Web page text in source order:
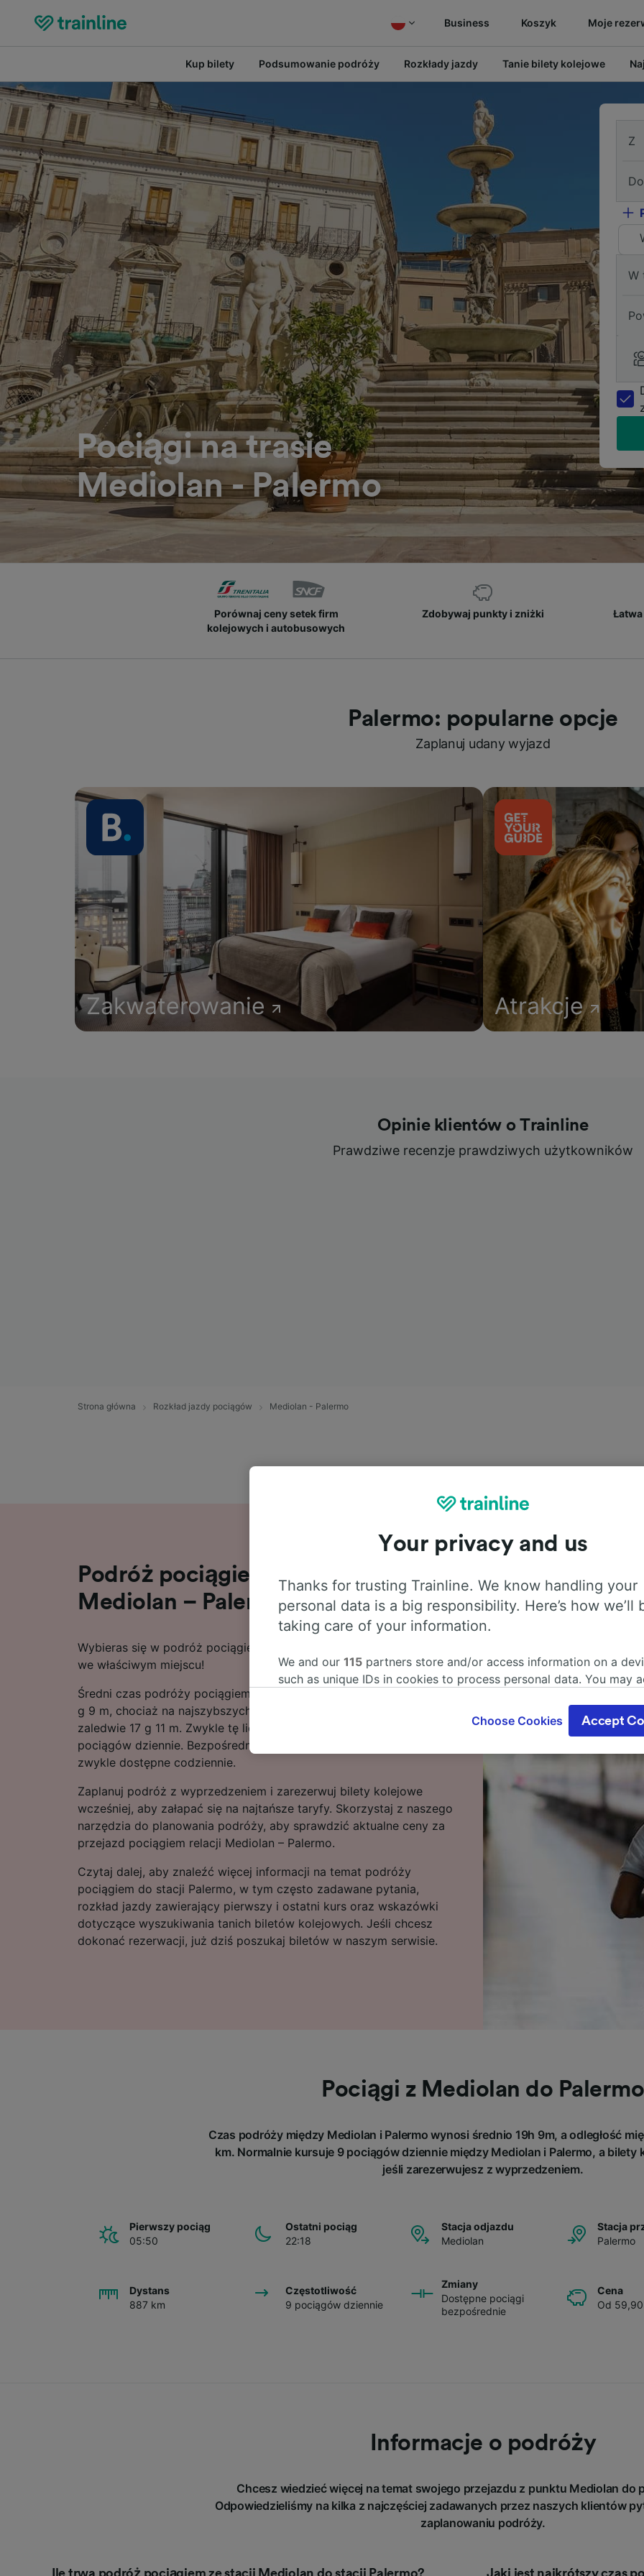
Business Koszyk Moje
Kup bilety Podsumowanie podróży Rozkłady jazdy Tanie bilety kolejowe
Pociągi na trasie
Mediolan - Palermo
Z
Do
W
Porównaj ceny setek firm
kolejowych i autobusowych
Zdobywaj punkty i zniżki
Palermo: popularne opcje
Zaplanuj udany wyjazd
Zakwaterowanie Atrakcje
Opinie klientów o Trainline
Prawdziwe recenzje prawdziwych użytkowników
Strona główna Rozkład jazdy pociągów Mediolan - Palermo
Podróż pociągiem na trasie
Mediolan – Palermo w 17 g 11 m
Wybieras się w podróż pociągiem relacji Mediolan – Palermo? Jesteś
we właściwym miejscu!
Średni czas podróży pociągiem relacji Mediolan – Palermo wynosi 19
g 9 m, chociaż na najszybszych trasach przejazd może trwać
zaledwie 17 g 11 m. Zwykle tę licząca 887 km tras obsługuje 9
pociągów dziennie. Bezpośrednie pociągi do stacji Palermo są
zwykle dostępne codziennie.
Zaplanuj podróż z wyprzedzeniem i zarezerwuj bilety kolejowe
wcześniej, aby załapać się na najtańsze taryfy. Skorzystaj z naszego
narzędzia do planowania podróży, aby sprawdzić aktualne ceny za
przejazd pociągiem relacji Mediolan – Palermo.
Czytaj dalej, aby znaleźć więcej informacji na temat podróży
pociągiem do stacji Palermo, w tym często zadawane pytania,
rozkład jazdy zawierający pierwszy i ostatni kurs oraz wskazówki
dotyczące wyszukiwania tanich biletów kolejowych. Jeśli chcesz
dokonać rezerwacji, już dziś poszukaj biletów w naszym serwisie.
Pociągi z Mediolan do Palermo
Czas podróży między Mediolan i Palermo wynosi średnio 19h 9m, a odległość
km. Normalnie kursuje 9 pociągów dziennie między Mediolan i Palermo, a
jeśli zarezerwujesz z wyprzedzeniem.
Pierwszy pociąg
05:50
Ostatni pociąg
22:18
Stacja odjazdu
Mediolan
Stacja
Palermo
Dystans
887 km
Częstotliwość
9 pociągów dziennie
Zmiany
Dostępne pociągi
bezpośrednie
Cena
Od
Informacje o podróży
Chcesz wiedzieć więcej na temat swojego przejazdu z punktu Mediolan do
Odpowiedzieliśmy na kilka z najczęściej zadawanych przez naszych klientów
zaplanowaniu podróży.
Ile trwa podróż pociągiem ze stacji Mediolan do stacji Palermo? Jaki jest najkrótszy czas
Your privacy and us
Thanks for trusting Trainline. We know handling your
personal data is a big responsibility. Here’s how we’ll
taking care of your information.
We and our 115 partners store and/or access information on a
such as unique IDs in cookies to process personal data. You may
where legitimate interest is used, or at any time in the privacy
These choices will be signaled to our partners and will not affect
We and our partners process data to provide:
Use precise geolocation data. Actively scan device
identification. Store and/or access information on a device.
advertising and content, advertising and content measurement,
List of Partners
Choose Cookies Accept